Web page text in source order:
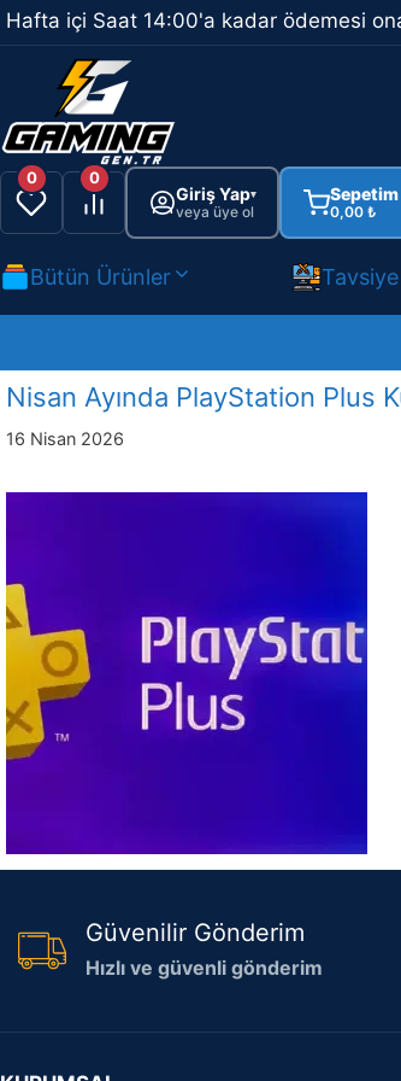
İçeriğe
atla
Hafta içi Saat 14:00'a kadar ödemesi
0 0
Giriş Yap▾
veya üye ol
Sepetim
0,00 ₺
Bütün Ürünler
Nisan Ayında PlayStation Plus
16 Nisan 2026
Güvenilir Gönderim
Hızlı ve güvenli gönderim